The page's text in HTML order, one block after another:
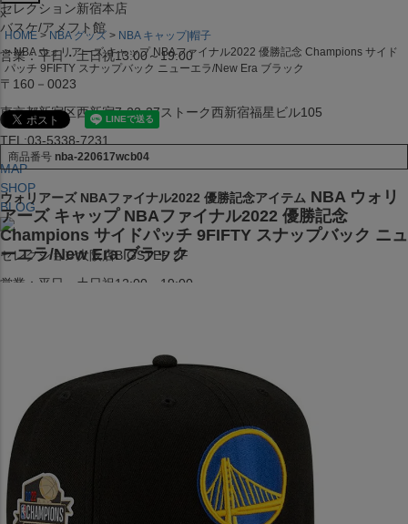
セレクション新宿本店
バスケ/アメフト館
営業：平日・土日祝13:00～19:00
〒160－0023
東京都新宿区西新宿7-22-37ストーク西新宿福星ビル105
TEL:03-5338-7231
MAP
SHOP
BLOG
セレクション大阪店BIGSTEP 2F
営業：平日・土日祝12:00～19:00
TEL:06-4708-3300
MAP
SHOP
BLOG
JR水道橋駅西口店
x
HOME NBA グッズ
NBA キャップ|帽子
NBA ウォリアーズ キャップ NBAファイナル2022 優勝記念 Champions サイド
パッチ 9FIFTY スナップバック ニューエラ/New Era ブラック
商品番号 nba-220617wcb04
ウォリアーズ NBAファイナル2022 優勝記念アイテム NBA ウォリ
アーズ キャップ NBAファイナル2022 優勝記念
Champions サイドパッチ 9FIFTY スナップバック ニュ
ーエラ/New Era ブラック